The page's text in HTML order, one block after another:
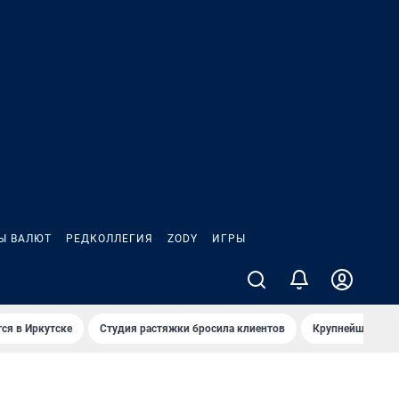
ВАЛЮТ РЕДКОЛЛЕГИЯ ZODY ИГРЫ
в Иркутске Студия растяжки бросила клиентов Крупнейшие